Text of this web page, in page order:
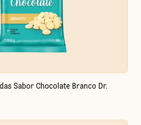
Sabor Chocolate Branco Dr.